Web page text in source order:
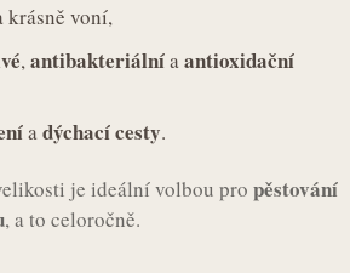
krásně voní,
,antibakteriálníaantioxidační
adýchací cesty.
je ideální volbou pro pěstování
, a to celoročně.